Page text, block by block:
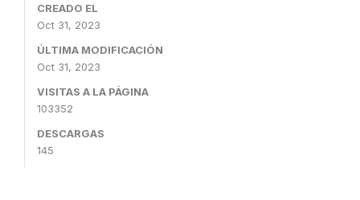
CREADO EL
Oct 31, 2023
ÚLTIMA MODIFICACIÓN
Oct 31, 2023
VISITAS A LA PÁGINA
103352
DESCARGAS
145